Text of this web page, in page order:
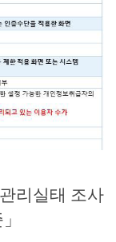
리실태 조사